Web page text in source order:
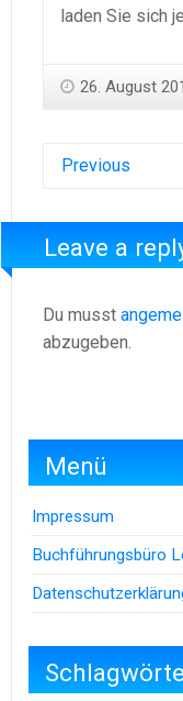
laden Sie sich
26. August
Previous
Leave a
Du musst
abzugeben.
Menü
Impressum
Buchführungsbüro